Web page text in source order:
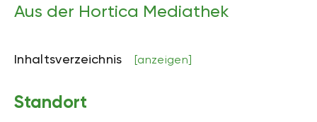
Bodenfeuchte
pH-Wert
Aus der Hortica Mediathek
Inhaltsverzeichnis [anzeigen]
Standort